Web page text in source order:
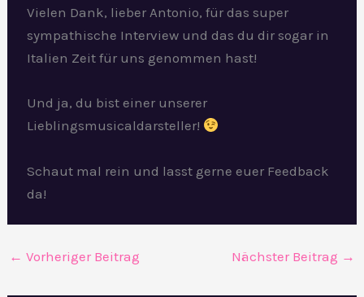
Vielen Dank, lieber Antonio, für das super
sympathische Interview und das du dir sogar in
Italien Zeit für uns genommen hast!
Und ja, du bist einer unserer
Lieblingsmusicaldarsteller!
Schaut mal rein und lasst gerne euer Feedback
da!
← Vorheriger Beitrag Nächster Beitrag →